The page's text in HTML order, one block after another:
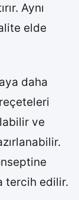
Aynı
elde
daha
ve
tercih edilir.